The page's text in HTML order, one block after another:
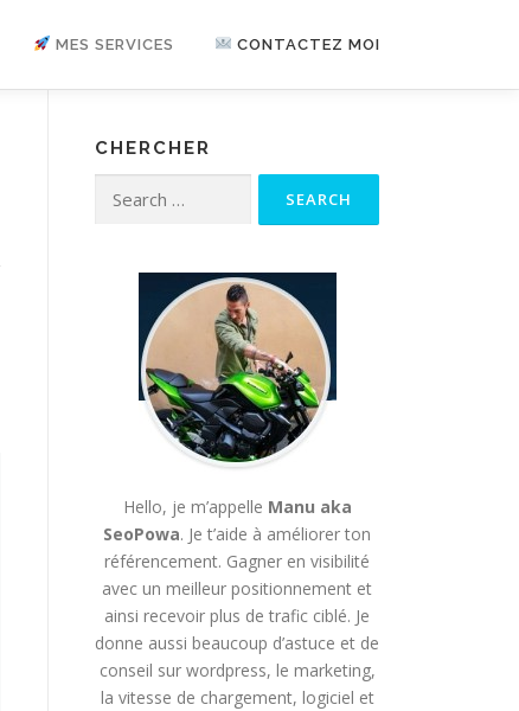
MES SERVICES CONTACTEZ MOI
CHERCHER
Search for:
Hello, je m’appelle Manu aka
SeoPowa. Je t’aide à améliorer ton
référencement. Gagner en visibilité
avec un meilleur positionnement et
ainsi recevoir plus de trafic ciblé. Je
donne aussi beaucoup d’astuce et de
conseil sur wordpress, le marketing,
la vitesse de chargement, logiciel et